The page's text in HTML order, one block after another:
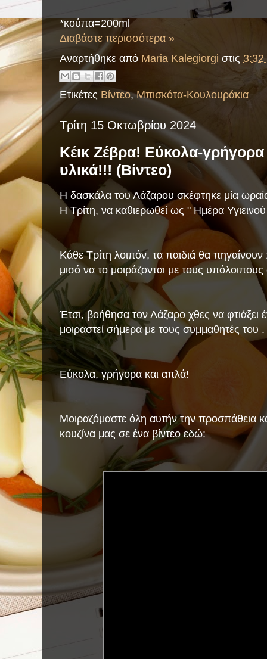
*κούπα=200ml
Διαβάστε περισσότερα »
Αναρτήθηκε από Maria Kalegiorgi στις 3:32
Ετικέτες Βίντεο,Μπισκότα-Κουλουράκια
Τρίτη 15 Οκτωβρίου 2024
Κέικ Ζέβρα! Εύκολα-γρήγορα
υλικά!!! (Βίντεο)
Η δασκάλα του Λάζαρου σκέφτηκε μία
Η Τρίτη, να καθιερωθεί ως " Ημέρα
Κάθε Τρίτη λοιπόν, τα παιδιά θα
μισό να το μοιράζονται με τους
Έτσι, βοήθησα τον Λάζαρο χθες να φτιάξει
μοιραστεί σήμερα με τους συμμαθητές του .
Εύκολα, γρήγορα και απλά!
Μοιραζόμαστε όλη αυτήν την προσπάθεια
κουζίνα μας σε ένα βίντεο εδώ: